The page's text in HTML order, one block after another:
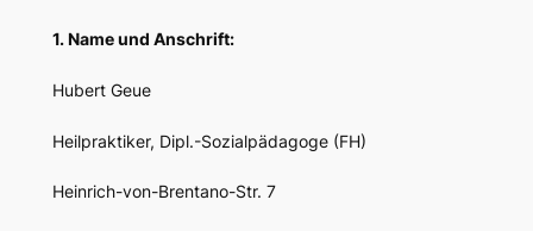
1. Name und Anschrift:
Hubert Geue
Heilpraktiker, Dipl.-Sozialpädagoge (FH)
Heinrich-von-Brentano-Str. 7